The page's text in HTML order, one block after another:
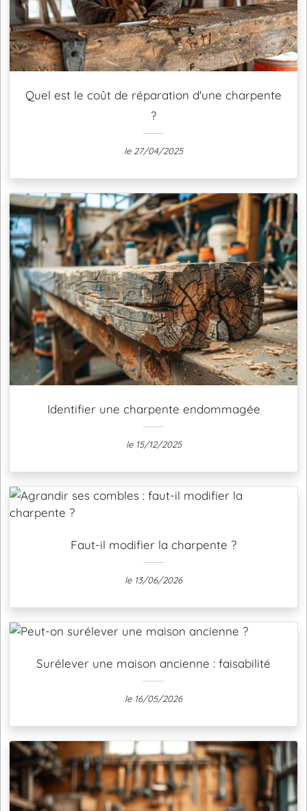
Quel est le coût de réparation d'une charpente
?
le 27/04/2025
Identifier une charpente endommagée
le 15/12/2025
Faut-il modifier la charpente ?
le 13/06/2026
Surélever une maison ancienne : faisabilité
le 16/05/2026